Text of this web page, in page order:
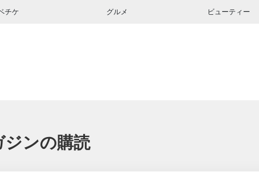
チケ グルメ ビューティー
ジンの購読